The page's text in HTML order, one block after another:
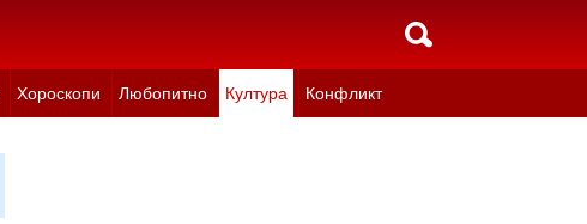
Хороскопи Любопитно Култура Конфликт